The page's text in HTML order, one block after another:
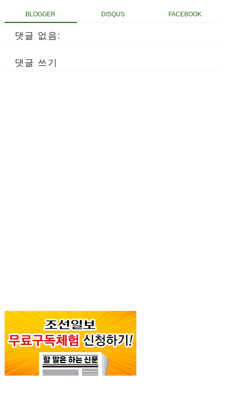
BLOGGER DISQUS FACEBOOK
댓글 없음:
댓글 쓰기